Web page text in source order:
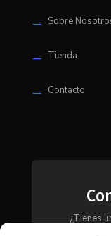
K Sobre
K Tienda
K Contacto
¿Tienes